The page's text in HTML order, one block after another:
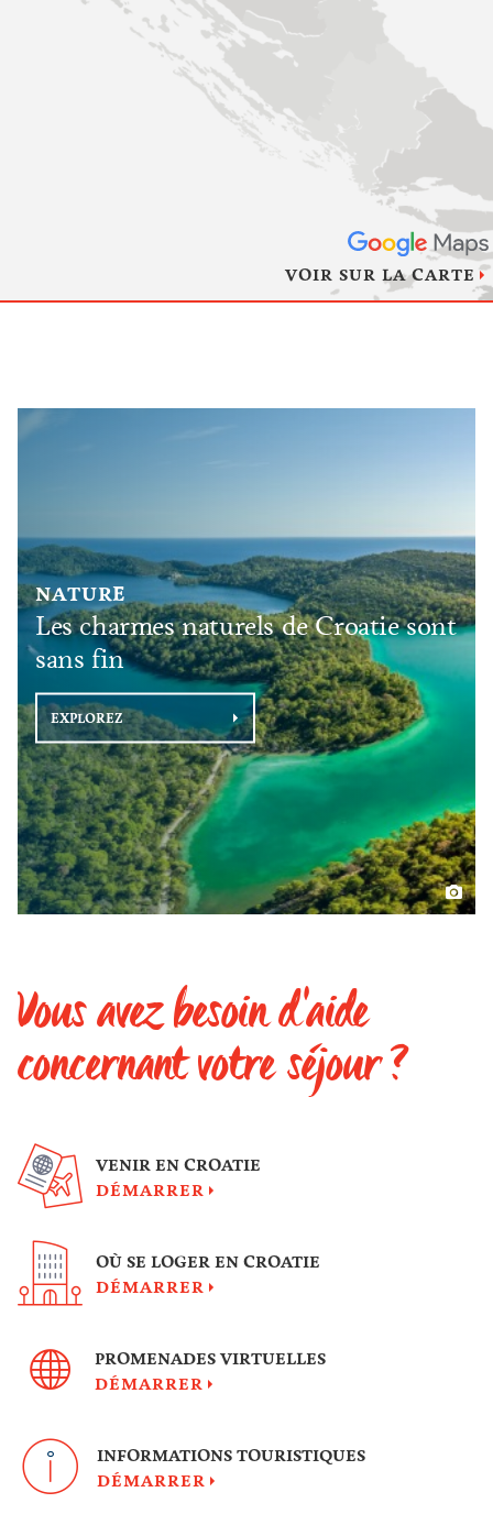
VOIR SUR LA CARTE
NATURE
Les charmes naturels de Croatie sont
sans fin
EXPLOREZ
Vous avez besoin d'aide
concernant votre séjour ?
VENIR EN CROATIE
DÉMARRER
OÙ SE LOGER EN CROATIE
DÉMARRER
PROMENADES VIRTUELLES
DÉMARRER
INFORMATIONS TOURISTIQUES
DÉMARRER